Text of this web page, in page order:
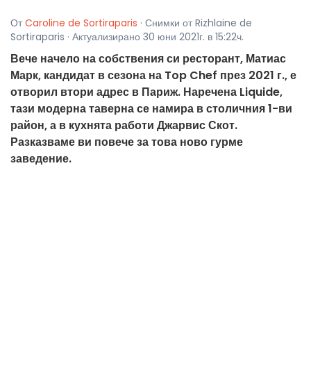
От Caroline de Sortiraparis · Снимки от Rizhlaine de
Sortiraparis · Актуализирано 30 юни 2021г. в 15:22ч.
Вече начело на собствения си ресторант, Матиас
Марк, кандидат в сезона на Top Chef през 2021 г., е
отворил втори адрес в Париж. Наречена Liquide,
тази модерна таверна се намира в столичния 1-ви
район, а в кухнята работи Джарвис Скот.
Разказваме ви повече за това ново гурме
заведение.